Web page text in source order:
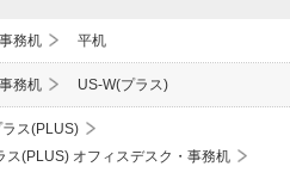
務机 平机
務机 US-W(プラス)
ラス(PLUS)
ス(PLUS) オフィスデスク・事務机